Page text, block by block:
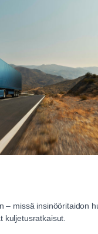
– missä insinööritaidon
kuljetusratkaisut.